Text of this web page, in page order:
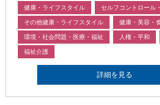
健康・ライフスタイル セルフコントロール
その他健康・ライフスタイル 健康・美容・
環境・社会問題・医療・福祉 人権・平和
福祉介護
詳細を見る